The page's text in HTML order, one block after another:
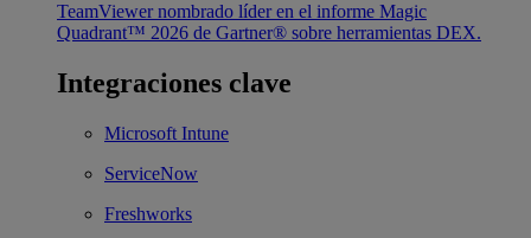
TeamViewer nombrado líder en el informe Magic
Quadrant™ 2026 de Gartner® sobre herramientas DEX.
Integraciones clave
Microsoft Intune
ServiceNow
Freshworks